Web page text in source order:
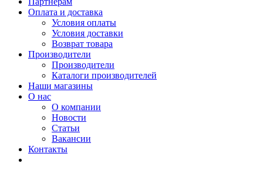
Оплата и доставка
Условия оплаты
Условия доставки
Возврат товара
Производители
Производители
Каталоги производителей
Наши магазины
О нас
О компании
Новости
Статьи
Вакансии
Контакты